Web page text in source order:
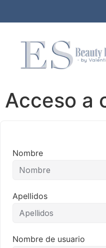
Acceso a
Nombre
Apellidos
Nombre de usuario